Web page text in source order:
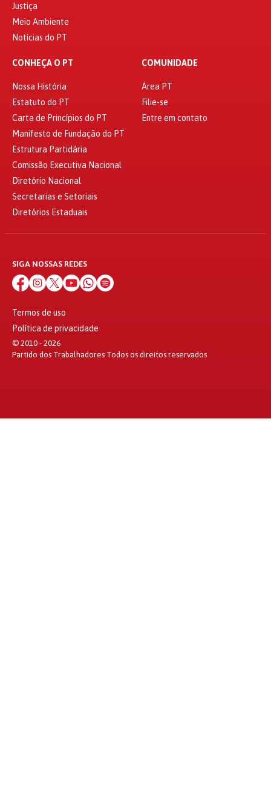
Justiça
Meio Ambiente
Notícias do PT
CONHEÇA O PT
Nossa História
Estatuto do PT
Carta de Princípios do PT
Manifesto de Fundação do PT
Estrutura Partidária
Comissão Executiva Nacional
Diretório Nacional
Secretarias e Setoriais
Diretórios Estaduais
COMUNIDADE
Área PT
Filie-se
Entre em contato
SIGA NOSSAS REDES
Termos de uso
Política de privacidade
© 2010 - 2026
Partido dos Trabalhadores Todos os direitos reservados